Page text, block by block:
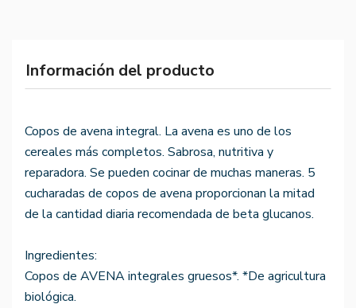
Información del producto
Copos de avena integral. La avena es uno de los
cereales más completos. Sabrosa, nutritiva y
reparadora. Se pueden cocinar de muchas maneras. 5
cucharadas de copos de avena proporcionan la mitad
de la cantidad diaria recomendada de beta glucanos.
Ingredientes:
Copos de AVENA integrales gruesos*. *De agricultura
biológica.